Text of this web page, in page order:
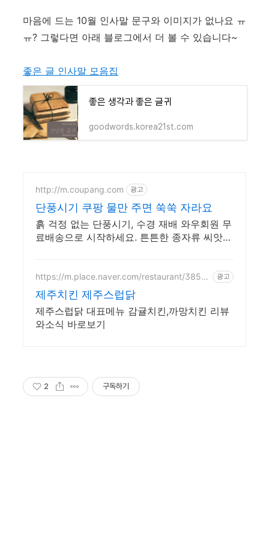
마음에 드는 10월 인사말 문구와 이미지가 없나요 ㅠ
ㅠ? 그렇다면 아래 블로그에서 더 볼 수 있습니다~
좋은 글 인사말 모음집
좋은 생각과 좋은 글귀
goodwords.korea21st.com
http://m.coupang.com 광고
단풍시기 쿠팡 물만 주면 쑥쑥 자라요
흙 걱정 없는 단풍시기, 수경 재배 와우회원 무
료배송으로 시작하세요. 튼튼한 종자류 씨앗으
https://m.place.naver.com/restaurant/3859
광고
제주치킨 제주스럽닭
제주스럽닭 대표메뉴 감귤치킨,까망치킨 리뷰
와소식 바로보기
2 구독하기